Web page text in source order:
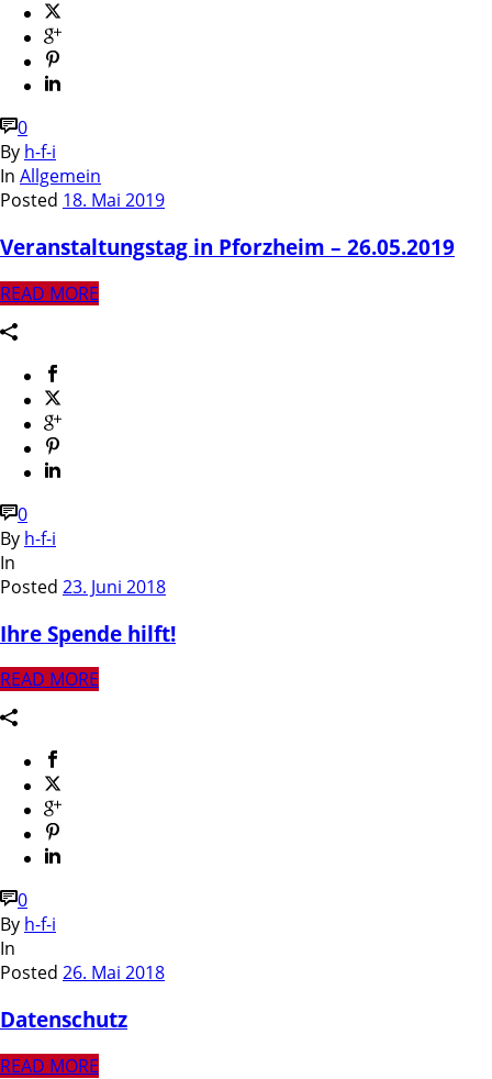
0
By h-f-i
In Allgemein
Posted 18. Mai 2019
Veranstaltungstag in Pforzheim – 26.05.2019
READ MORE
0
By h-f-i
In
Posted 23. Juni 2018
Ihre Spende hilft!
READ MORE
0
By h-f-i
In
Posted 26. Mai 2018
Datenschutz
READ MORE